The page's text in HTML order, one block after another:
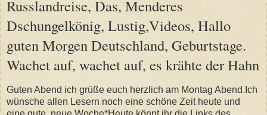
Russlandreise, Das, Menderes
Dschungelkönig, Lustig,Videos, Hallo
guten Morgen Deutschland, Geburtstage.
Wachet auf, wachet auf, es krähte der Hahn
Guten Abend ich grüße euch herzlich am Montag Abend.Ich
wünsche allen Lesern noch eine schöne Zeit heute und